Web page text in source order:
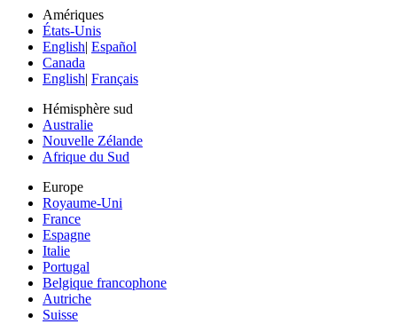
Amériques
États-Unis
English| Español
Canada
English| Français
Hémisphère sud
Australie
Nouvelle Zélande
Afrique du Sud
Europe
Royaume-Uni
France
Espagne
Italie
Portugal
Belgique francophone
Autriche
Suisse